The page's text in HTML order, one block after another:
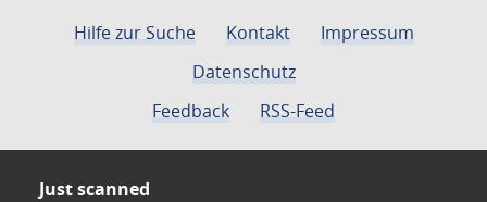
Hilfe zur Suche Kontakt
Impressum
Datenschutz
Feedback
RSS-Feed
Just scanned